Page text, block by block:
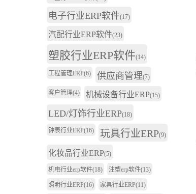
电子行业ERP软件(17)
汽配行业ERP软件(23)
塑胶行业ERP软件(14)
工程管理ERP(6) 供应商管理(7)
客户管理(4) 机械设备行业ERP(15)
LED/灯饰行业ERP(18)
钟表行业ERP(16) 玩具行业ERP(9)
化妆品行业ERP(5)
机电行业erp软件(18) 注塑erp软件(13)
照明行业ERP(16) 家具行业ERP(11)